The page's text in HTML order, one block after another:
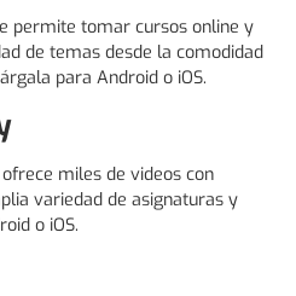
permite tomar cursos online y
de temas desde la comodidad
para Android o iOS.
miles de videos con
variedad de asignaturas y
o iOS.